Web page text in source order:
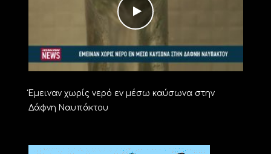
Έμειναν χωρίς νερό εν μέσω καύσωνα στην
Δάφνη Ναυπάκτου